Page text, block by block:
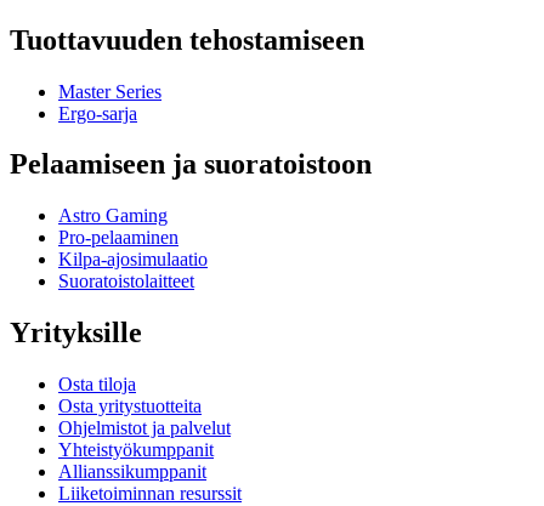
Tuottavuuden tehostamiseen
Master Series
Ergo-sarja
Pelaamiseen ja suoratoistoon
Astro Gaming
Pro-pelaaminen
Kilpa-ajosimulaatio
Suoratoistolaitteet
Yrityksille
Osta tiloja
Osta yritystuotteita
Ohjelmistot ja palvelut
Yhteistyökumppanit
Allianssikumppanit
Liiketoiminnan resurssit